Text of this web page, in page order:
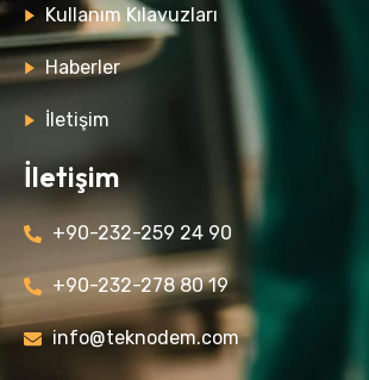
Kullanım Kılavuzları
Haberler
İletişim
İletişim
+90-232-259 24 90
+90-232-278 80 19
info@teknodem.com